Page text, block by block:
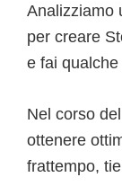
Analizziamo
per creare
e fai
Nel corso
ottenere
frattempo,